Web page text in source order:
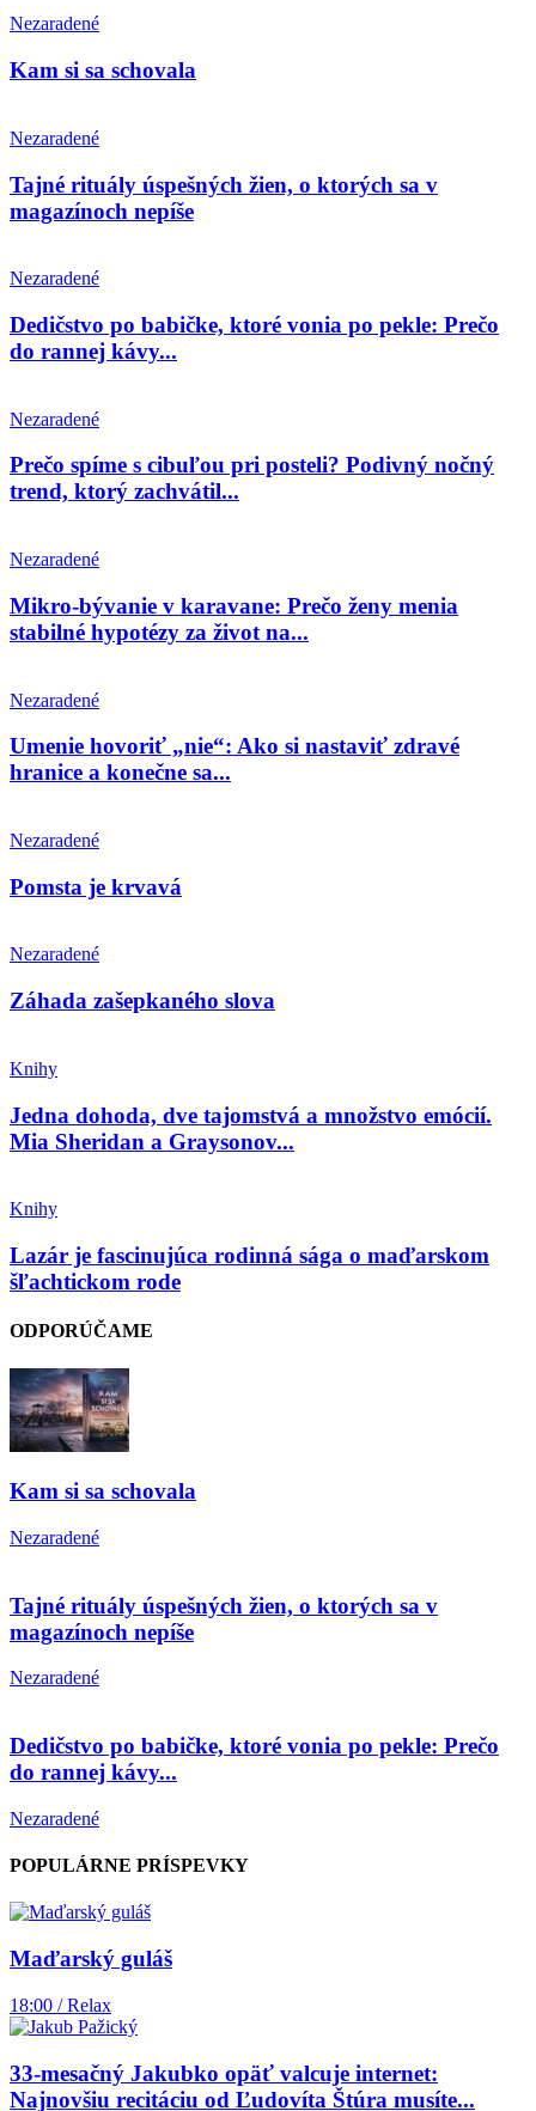
Nezaradené
Kam si sa schovala
Nezaradené
Tajné rituály úspešných žien, o ktorých sa v
magazínoch nepíše
Nezaradené
Dedičstvo po babičke, ktoré vonia po pekle: Prečo
do rannej kávy...
Nezaradené
Prečo spíme s cibuľou pri posteli? Podivný nočný
trend, ktorý zachvátil...
Nezaradené
Mikro-bývanie v karavane: Prečo ženy menia
stabilné hypotézy za život na...
Nezaradené
Umenie hovoriť „nie“: Ako si nastaviť zdravé
hranice a konečne sa...
Nezaradené
Pomsta je krvavá
Nezaradené
Záhada zašepkaného slova
Knihy
Jedna dohoda, dve tajomstvá a množstvo emócií.
Mia Sheridan a Graysonov...
Knihy
Lazár je fascinujúca rodinná sága o maďarskom
šľachtickom rode
ODPORÚČAME
Kam si sa schovala
Nezaradené
Tajné rituály úspešných žien, o ktorých sa v
magazínoch nepíše
Nezaradené
Dedičstvo po babičke, ktoré vonia po pekle: Prečo
do rannej kávy...
Nezaradené
POPULÁRNE PRÍSPEVKY
Maďarský guláš
18:00 / Relax
33-mesačný Jakubko opäť valcuje internet:
Najnovšiu recitáciu od Ľudovíta Štúra musíte...